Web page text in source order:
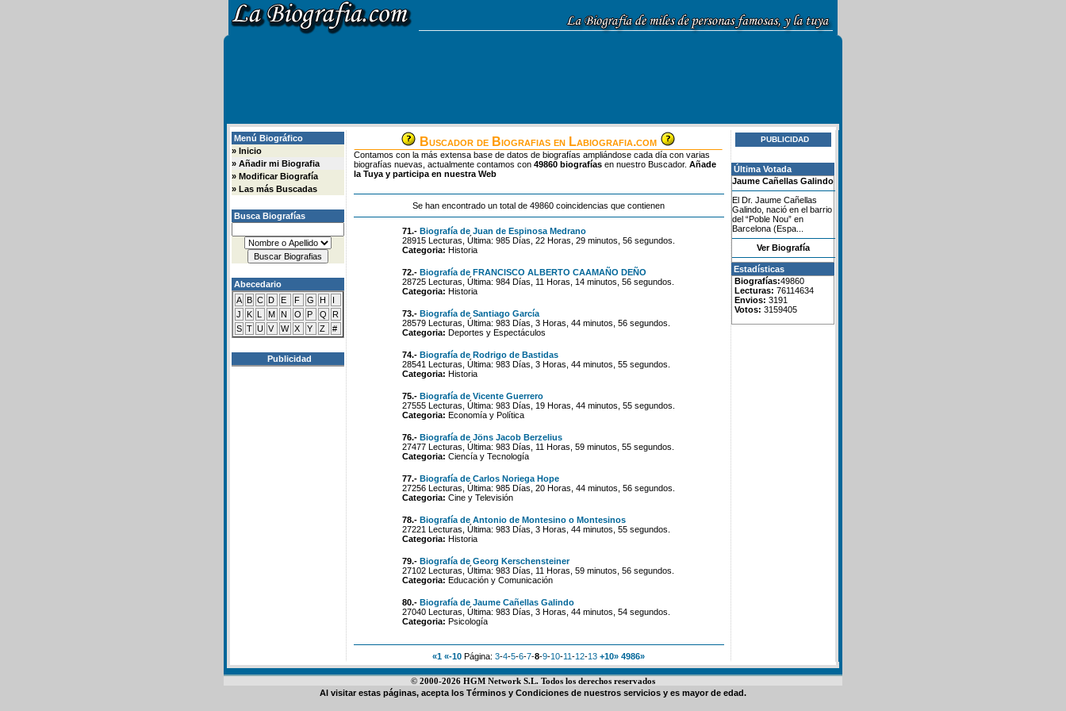
Menú Biográfico
» Inicio
» Añadir mi Biografia
» Modificar Biografía
» Las más Buscadas
Busca Biografías
Abecedario
A B C D E F G H
I
J
K L M N O P Q
R
S T U V W X Y Z #
Publicidad
Buscador de Biografias en Labiografia.com
Contamos con la más extensa base de datos de biografías ampliándose cada día con varias
biografías nuevas, actualmente contamos con 49860 biografías en nuestro Buscador. Añade
la Tuya y participa en nuestra Web
Se han encontrado un total de 49860 coincidencias que contienen
71.- Biografía de Juan de Espinosa Medrano
28915 Lecturas, Última: 985 Días, 22 Horas, 29 minutos, 56 segundos.
Categoria: Historia
72.- Biografía de FRANCISCO ALBERTO CAAMAÑO DEÑO
28725 Lecturas, Última: 984 Días, 11 Horas, 14 minutos, 56 segundos.
Categoria: Historia
73.- Biografía de Santiago García
28579 Lecturas, Última: 983 Días, 3 Horas, 44 minutos, 56 segundos.
Categoria: Deportes y Espectáculos
74.- Biografía de Rodrigo de Bastidas
28541 Lecturas, Última: 983 Días, 3 Horas, 44 minutos, 55 segundos.
Categoria: Historia
75.- Biografía de Vicente Guerrero
27555 Lecturas, Última: 983 Días, 19 Horas, 44 minutos, 55 segundos.
Categoria: Economía y Política
76.- Biografía de Jöns Jacob Berzelius
27477 Lecturas, Última: 983 Días, 11 Horas, 59 minutos, 55 segundos.
Categoria: Ciencía y Tecnología
77.- Biografía de Carlos Noriega Hope
27256 Lecturas, Última: 985 Días, 20 Horas, 44 minutos, 56 segundos.
Categoria: Cine y Televisión
78.- Biografía de Antonio de Montesino o Montesinos
27221 Lecturas, Última: 983 Días, 3 Horas, 44 minutos, 55 segundos.
Categoria: Historia
79.- Biografía de Georg Kerschensteiner
27102 Lecturas, Última: 983 Días, 11 Horas, 59 minutos, 56 segundos.
Categoria: Educación y Comunicación
80.- Biografía de Jaume Cañellas Galindo
27040 Lecturas, Última: 983 Días, 3 Horas, 44 minutos, 54 segundos.
Categoria: Psicología
«1 «-10 Página: 3-4-5-6-7-8-9-10-11-12-13 +10» 4986»
PUBLICIDAD
Última Votada
Jaume Cañellas Galindo
El Dr. Jaume Cañellas
Galindo, nació en el barrio
del “Poble Nou” en
Barcelona (Espa...
Ver Biografía
Estadísticas
Biografías:49860
Lecturas: 76114634
Envios: 3191
Votos: 3159405
© 2000-2026 HGM Network S.L. Todos los derechos reservados
Al visitar estas páginas, acepta los Términos y Condiciones de nuestros servicios y es mayor de edad.